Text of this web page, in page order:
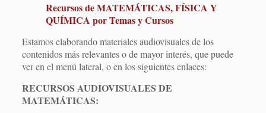
Recursos de MATEMÁTICAS, FÍSICA Y
QUÍMICA por Temas y Cursos
Estamos elaborando materiales audiovisuales de los
contenidos más relevantes o de mayor interés, que puede
ver en el menú lateral, o en los siguientes enlaces:
RECURSOS AUDIOVISUALES DE
MATEMÁTICAS: